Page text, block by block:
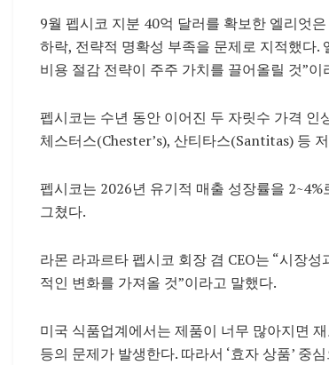
9월 펩시코 지분 40억 달러를 확보한 엘리엇
하락, 전략적 명확성 부족을 문제로 지적했다.
비용 절감 전략이 주주 가치를 끌어올릴 것”이
펩시코는 수년 동안 이어진 두 자릿수 가격
체스터스(Chester’s), 산티타스(Santitas) 등
펩시코는 2026년 유기적 매출 성장률을
그쳤다.
라몬 라과르타 펩시코 회장 겸 CEO는 “시장
적인 변화를 가져올 것”이라고 말했다.
미국 식품업계에서는 제품이 너무 많아지면
등의 문제가 발생한다. 따라서 ‘효자 상품’ 중